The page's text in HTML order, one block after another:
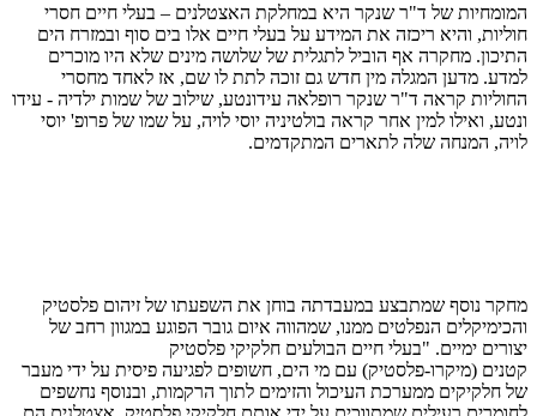
המומחיות של ד"ר שנקר היא במחלקת האצטלנים – בעלי חיים חסרי
חוליות, והיא ריכזה את המידע על בעלי חיים אלו בים סוף ובמזרח הים
התיכון. מחקרה אף הוביל לתגלית של שלושה מינים שלא היו מוכרים
למדע. מדען המגלה מין חדש גם זוכה לתת לו שם, אז לאחד מחסרי
החוליות קראה ד"ר שנקר רופלאה עידונטע, שילוב של שמות ילדיה - עידו
ונטע, ואילו למין אחר קראה בולטיניה יוסי לויה, על שמו של פרופ' יוסי
לויה, המנחה שלה לתארים המתקדמים.
מחקר נוסף שמתבצע במעבדתה בוחן את השפעתו של זיהום פלסטיק
והכימיקלים הנפלטים ממנו, שמהווה איום גובר הפוגע במגוון רחב של
יצורים ימיים. "בעלי חיים הבולעים חלקיקי פלסטיק
קטנים (מיקרו-פלסטיק) עם מי הים, חשופים לפגיעה פיסית על ידי מעבר
של חלקיקים ממערכת העיכול והזימים לתוך הרקמות, ובנוסף נחשפים